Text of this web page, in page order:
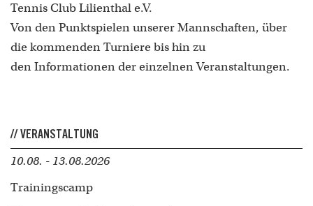
Tennis Club Lilienthal e.V.
Von den Punktspielen unserer Mannschaften, über
die kommenden Turniere bis hin zu
den Informationen der einzelnen Veranstaltungen.
// VERANSTALTUNG
10.08. - 13.08.2026
Trainingscamp